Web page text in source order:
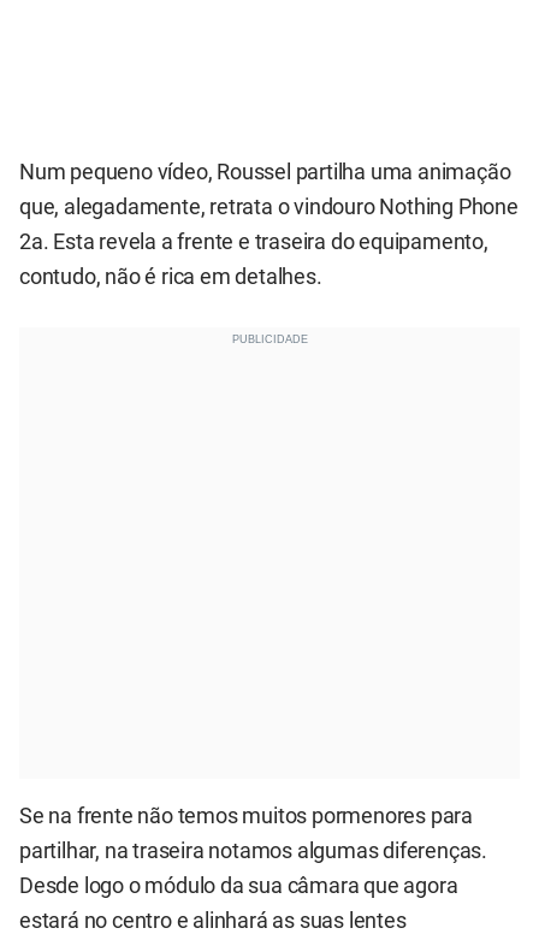
Num pequeno vídeo, Roussel partilha uma animação
que, alegadamente, retrata o vindouro Nothing Phone
2a. Esta revela a frente e traseira do equipamento,
contudo, não é rica em detalhes.
Se na frente não temos muitos pormenores para
partilhar, na traseira notamos algumas diferenças.
Desde logo o módulo da sua câmara que agora
estará no centro e alinhará as suas lentes